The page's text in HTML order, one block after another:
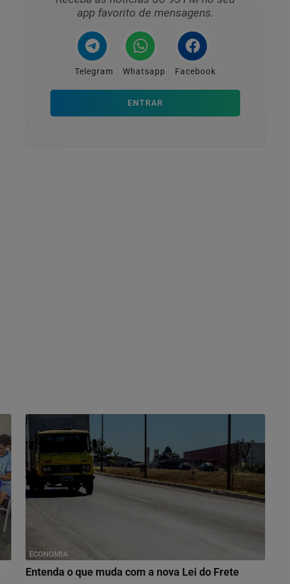
app favorito de mensagens.
Telegram Whatsapp Facebook
ENTRAR
ECONOMIA
Entenda o que muda com a nova Lei do Frete